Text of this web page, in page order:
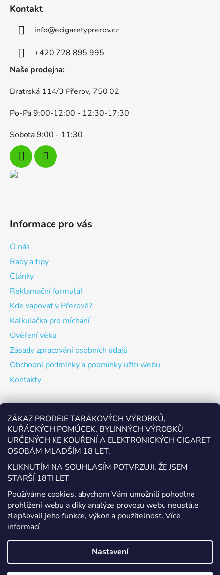
ZÁKAZ PRODEJE TABÁKOVÝCH VÝROBKŮ,
KUŘÁCKÝCH POMŮCEK, BYLINNÝCH VÝROBKŮ
URČENÝCH KE KOUŘENÍ A ELEKTRONICKÝCH CIGARET
OSOBÁM MLADŠÍM 18 LET.
KLIKNUTÍM NA SOUHLASÍM POTVRZUJI, ŽE JSEM
STARŠÍ 18TI LET
Používáme cookies, abychom Vám umožnili pohodlné
prohlížení webu a díky analýze provozu webu neustále
zlepšovali jeho funkce, výkon a použitelnost. Více
informací
Nastavení
Kontakt
info@ecigaretyprerov.cz
+420 728 895 995
Naše prodejna:
Bratrská 114/3 Přerov, 750 02
Po-Pá 9:00-12:00 - 12:30-17:30
Sobota 9:00 - 11:30
Informace pro vás
O nás
Rady a tipy
Články
Reklamační formulář
Kde vapovat v Přerově?
Kalkulačka pro míchání
Ověření věku
Zásady zpracování osobních údajů
Obchodní podmínky a podmínky užití webu
Kontakty
Odebírat newsletter
Vložte svůj e-mail a my vám budeme zasílat informace o
nových produktech na našem e-shopu.
E-mail
Vložením e-mailu souhlasíte s
podmínkami ochrany
osobních údajů
PŘIHLÁSIT SE